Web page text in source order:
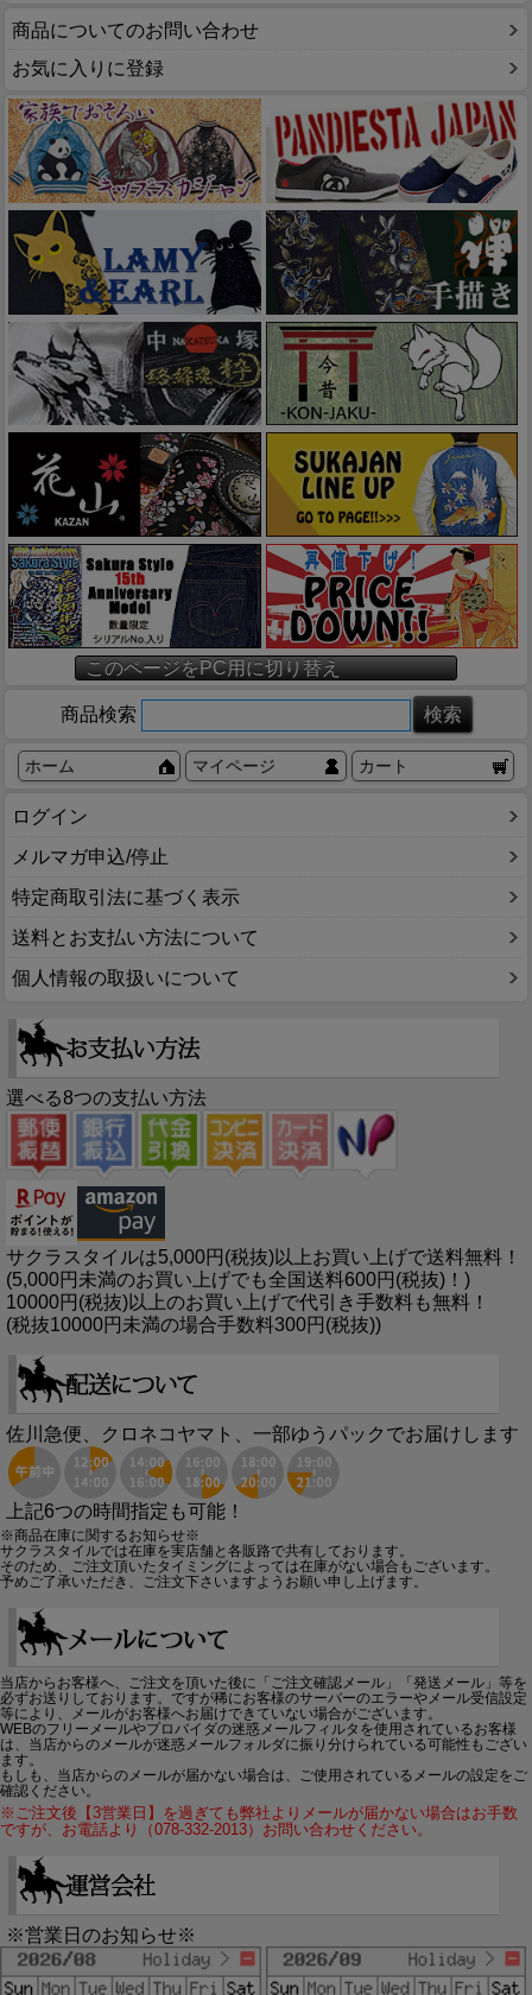
商品についてのお問い合わせ
お気に入りに登録
このページをPC用に切り替え
商品検索
ホーム マイページ カート
ログイン
メルマガ申込/停止
特定商取引法に基づく表示
送料とお支払い方法について
個人情報の取扱いについて
選べる8つの支払い方法
サクラスタイルは5,000円(税抜)以上お買い上げで送料無料！
(5,000円未満のお買い上げでも全国送料600円(税抜)！)
10000円(税抜)以上のお買い上げで代引き手数料も無料！
(税抜10000円未満の場合手数料300円(税抜))
佐川急便、クロネコヤマト、一部ゆうパックでお届けします
上記6つの時間指定も可能！
※商品在庫に関するお知らせ※
サクラスタイルでは在庫を実店舗と各販路で共有しております。
そのため、ご注文頂いたタイミングによっては在庫がない場合もございます。
予めご了承いただき、ご注文下さいますようお願い申し上げます。
当店からお客様へ、ご注文を頂いた後に「ご注文確認メール」「発送メール」等を
必ずお送りしております。ですが稀にお客様のサーバーのエラーやメール受信設定
等により、メールがお客様へお届けできていない場合がございます。
WEBのフリーメールやプロバイダの迷惑メールフィルタを使用されているお客様
は、当店からのメールが迷惑メールフォルダに振り分けられている可能性もござい
ます。
もしも、当店からのメールが届かない場合は、ご使用されているメールの設定をご
確認ください。
※ご注文後【3営業日】を過ぎても弊社よりメールが届かない場合はお手数
ですが、お電話より（078-332-2013）お問い合わせください。
※営業日のお知らせ※